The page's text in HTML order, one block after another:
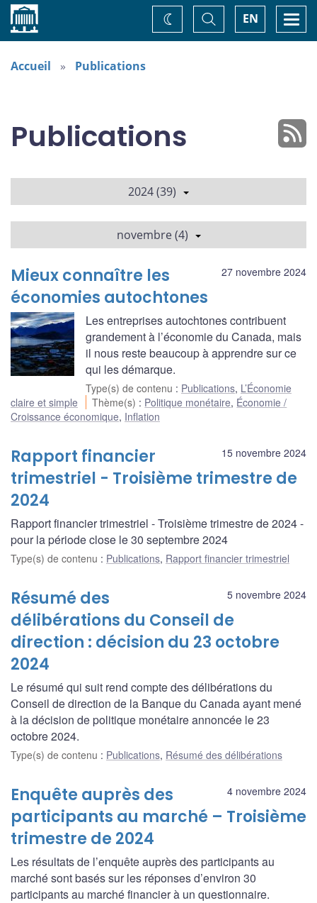
Accueil EN
Basculer
la
recherche
Changez
de
Accueil Publications
Publications
2024 (39)
novembre (4)
27 novembre 2024
Mieux connaître les
économies autochtones
Les entreprises autochtones contribuent
grandement à l’économie du Canada, mais
il nous reste beaucoup à apprendre sur ce
qui les démarque.
Type(s) de contenu : Publications, L’Économie
claire et simple
Thème(s) : Politique monétaire, Économie /
Croissance économique, Inflation
15 novembre 2024
Rapport financier
trimestriel - Troisième trimestre de
2024
Rapport financier trimestriel - Troisième trimestre de 2024 -
pour la période close le 30 septembre 2024
Type(s) de contenu : Publications, Rapport financier trimestriel
5 novembre 2024
Résumé des
délibérations du Conseil de
direction : décision du 23 octobre
2024
Le résumé qui suit rend compte des délibérations du
Conseil de direction de la Banque du Canada ayant mené
à la décision de politique monétaire annoncée le 23
octobre 2024.
Type(s) de contenu : Publications, Résumé des délibérations
4 novembre 2024
Enquête auprès des
participants au marché – Troisième
trimestre de 2024
Les résultats de l’enquête auprès des participants au
marché sont basés sur les réponses d’environ 30
participants au marché financier à un questionnaire.